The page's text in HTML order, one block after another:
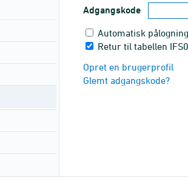
Adgangskode
Automatisk pålogning
Retur til tabellen
Opret en brugerprofil
Glemt adgangskode?